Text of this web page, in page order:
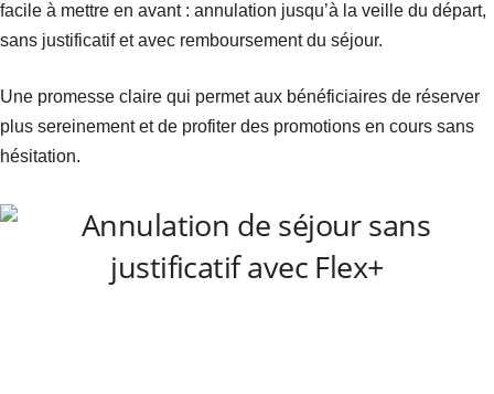
facile à mettre en avant : annulation jusqu’à la veille du départ,
sans justificatif et avec remboursement du séjour.
Une promesse claire qui permet aux bénéficiaires de réserver
plus sereinement et de profiter des promotions en cours sans
hésitation.